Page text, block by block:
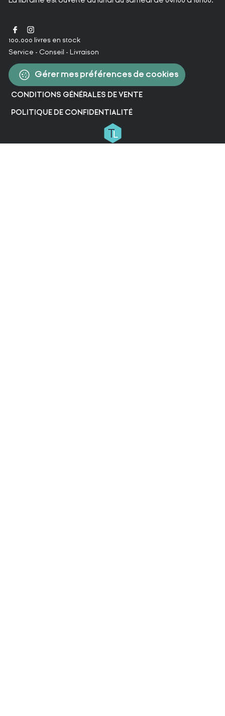
100.000 livres en stock
Service - Conseil - Livraison
Gérer mes préférences de cookies
CONDITIONS GÉNÉRALES DE VENTE
POLITIQUE DE CONFIDENTIALITÉ